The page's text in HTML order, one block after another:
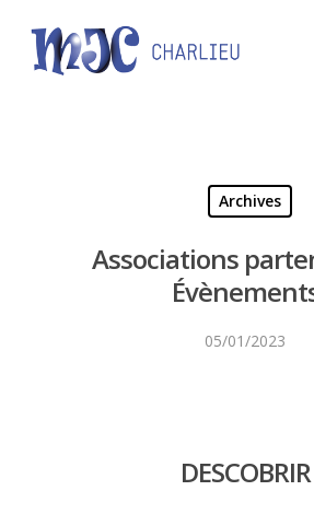
Archives
Associations
05/01/2023
DESCOBRIR